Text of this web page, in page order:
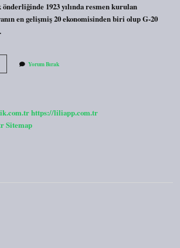
1923 yılında resmen kurulan
en gelişmiş 20 ekonomisinden biri olup G-20
Yorum Bırak
https://liliapp.com.tr
Sitemap